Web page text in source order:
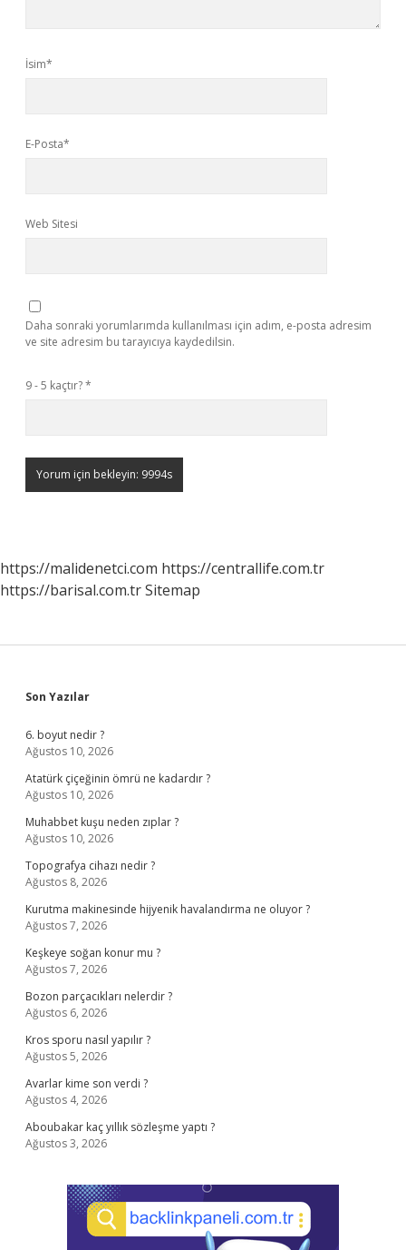
İsim*
E-Posta*
Web Sitesi
Daha sonraki yorumlarımda kullanılması için adım, e-posta adresim
ve site adresim bu tarayıcıya kaydedilsin.
9 - 5 kaçtır?*
https://malidenetci.com https://centrallife.com.tr
https://barisal.com.trSitemap
Sidebar
Son Yazılar
6. boyut nedir ?
Ağustos 10, 2026
Atatürk çiçeğinin ömrü ne kadardır ?
Ağustos 10, 2026
Muhabbet kuşu neden zıplar ?
Ağustos 10, 2026
Topografya cihazı nedir ?
Ağustos 8, 2026
Kurutma makinesinde hijyenik havalandırma ne oluyor ?
Ağustos 7, 2026
Keşkeye soğan konur mu ?
Ağustos 7, 2026
Bozon parçacıkları nelerdir ?
Ağustos 6, 2026
Kros sporu nasıl yapılır ?
Ağustos 5, 2026
Avarlar kime son verdi ?
Ağustos 4, 2026
Aboubakar kaç yıllık sözleşme yaptı ?
Ağustos 3, 2026